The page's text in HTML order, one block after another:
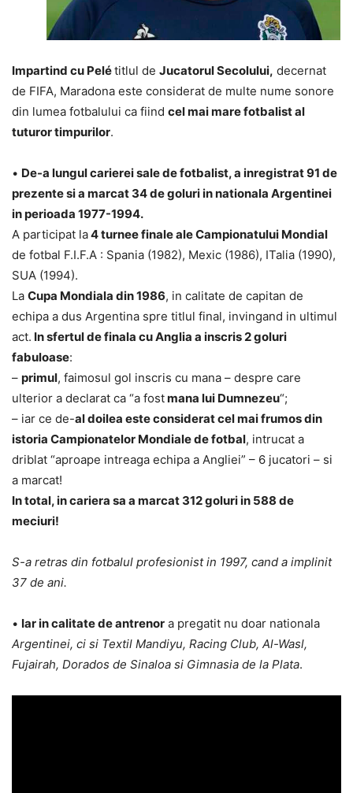
Impartind cu Pelétitlul de Jucatorul Secolului, decernat
de FIFA, Maradona este considerat de multe nume sonore
din lumea fotbalului ca fiind cel mai mare fotbalist al
tuturor timpurilor.
• De-a lungul carierei sale de fotbalist, a inregistrat 91 de
prezente si a marcat 34 de goluri in nationala Argentinei
in perioada 1977-1994.
A participat la4 turnee finale ale Campionatului Mondial
de fotbal F.I.F.A : Spania (1982), Mexic (1986), ITalia (1990),
SUA (1994).
La Cupa Mondiala din 1986, in calitate de capitan de
echipa a dus Argentina spre titlul final, invingand in ultimul
act. In sfertul de finala cu Anglia a inscris 2 goluri
fabuloase:
– primul, faimosul gol inscris cu mana – despre care
ulterior a declarat ca “a fostmana lui Dumnezeu“;
– iar ce de-al doilea este considerat cel mai frumos din
istoria Campionatelor Mondiale de fotbal, intrucat a
driblat “aproape intreaga echipa a Angliei” – 6 jucatori – si
a marcat!
In total, in cariera sa a marcat 312 goluri in 588 de
meciuri!
S-a retras din fotbalul profesionist in 1997, cand a implinit
37 de ani.
• Iar in calitate de antrenor a pregatit nu doar nationala
Argentinei, ci si Textil Mandiyu, Racing Club, Al-Wasl,
Fujairah, Dorados de Sinaloa si Gimnasia de la Plata.